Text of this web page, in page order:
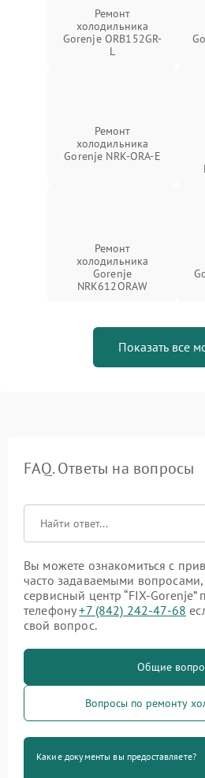
Ремонт
холодильника
Gorenje ORB152GR-
L
Ремонт
холодильника
Gorenje NRK-ORA-E
Ремонт
холодильника
Gorenje
NRK612ORAW
Показать все
FAQ. Ответы на вопросы
Вы можете ознакомиться с
часто задаваемыми
сервисный центр “FIX-
телефону+7 (842) 242-47-68
свой вопрос.
Общие
Вопросы по ремонту
Какие документы вы предоставляете?